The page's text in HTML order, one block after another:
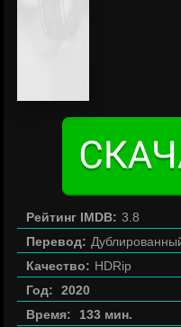
Рейтинг IMDB: 3.8
Перевод:
Качество: HDRip
Год:
2020
Время:
133 мин.